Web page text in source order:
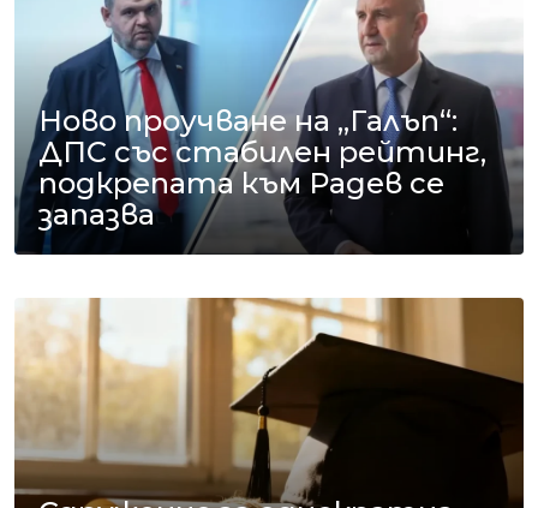
Ново проучване на „Галъп“:
ДПС със стабилен рейтинг,
подкрепата към Радев се
запазва